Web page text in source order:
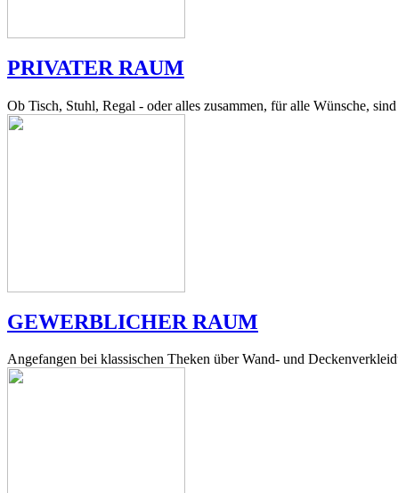
PRIVATER RAUM
Ob Tisch, Stuhl, Regal - oder alles zusammen, für alle Wünsche,
GEWERBLICHER RAUM
Angefangen bei klassischen Theken über Wand- und